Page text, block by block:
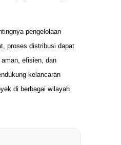
pengelolaan
proses distribusi dapat
efisien, dan
kelancaran
di berbagai wilayah